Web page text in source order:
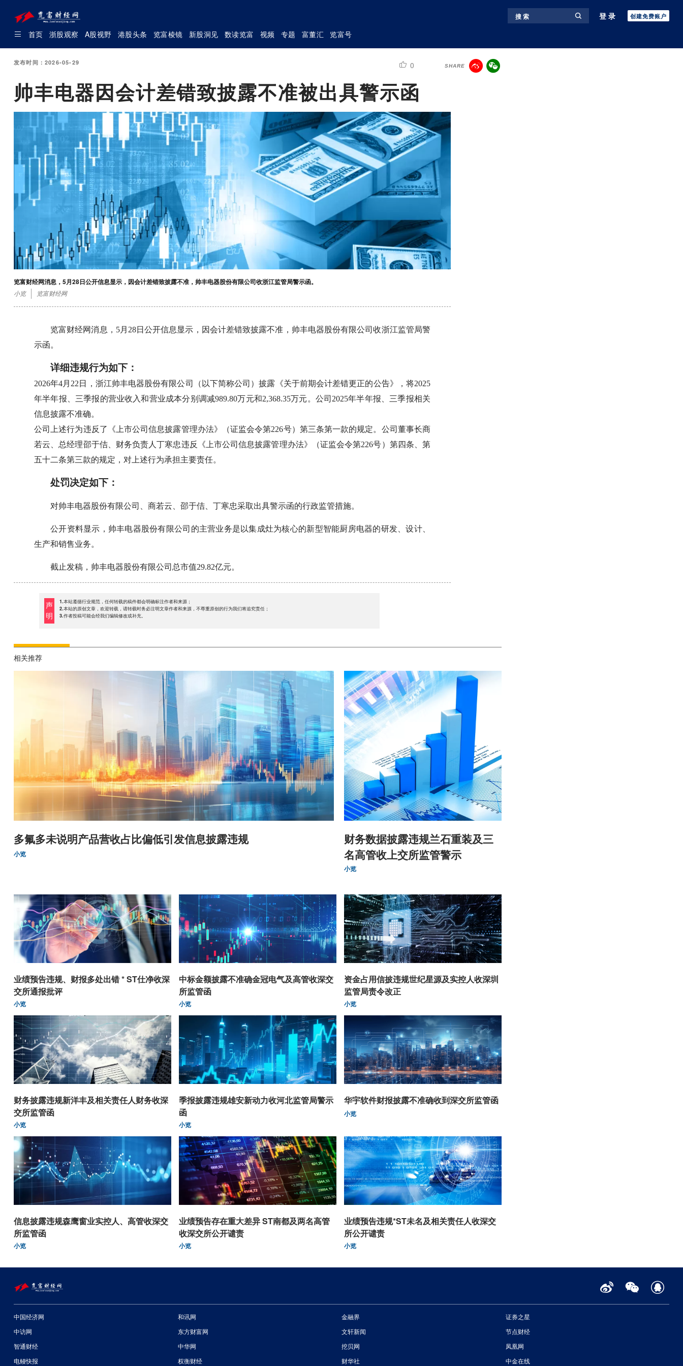
搜 索 登录 创建免费账户
首页 浙股观察 A股视野 港股头条 览富棱镜 新股洞见 数读览富 视频 专题 富董汇 览富号
发布时间：2026-05-29 0 SHARE
帅丰电器因会计差错致披露不准被出具警示函
览富财经网消息，5月28日公开信息显示，因会计差错致披露不准，帅丰电器股份有限公司收浙江监管局警示函。
小览 览富财经网
览富财经网消息，5月28日公开信息显示，因会计差错致披露不准，帅丰电器股份有限公司收浙江监管局警
示函。
详细违规行为如下：
2026年4月22日，浙江帅丰电器股份有限公司（以下简称公司）披露《关于前期会计差错更正的公告》，将2025
年半年报、三季报的营业收入和营业成本分别调减989.80万元和2,368.35万元。公司2025年半年报、三季报相关
信息披露不准确。
公司上述行为违反了《上市公司信息披露管理办法》（证监会令第226号）第三条第一款的规定。公司董事长商
若云、总经理邵于佶、财务负责人丁寒忠违反《上市公司信息披露管理办法》（证监会令第226号）第四条、第
五十二条第三款的规定，对上述行为承担主要责任。
处罚决定如下：
对帅丰电器股份有限公司、商若云、邵于佶、丁寒忠采取出具警示函的行政监管措施。
公开资料显示，帅丰电器股份有限公司的主营业务是以集成灶为核心的新型智能厨房电器的研发、设计、
生产和销售业务。
截止发稿，帅丰电器股份有限公司总市值29.82亿元。
声
明
1.本站遵循行业规范，任何转载的稿件都会明确标注作者和来源；
2.本站的原创文章，欢迎转载，请转载时务必注明文章作者和来源，不尊重原创的行为我们将追究责任；
3.作者投稿可能会经我们编辑修改或补充。
相关推荐
多氟多未说明产品营收占比偏低引发信息披露违规
小览
财务数据披露违规兰石重装及三
名高管收上交所监管警示
小览
业绩预告违规、财报多处出错 * ST仕净收深
交所通报批评
小览
中标金额披露不准确金冠电气及高管收深交
所监管函
小览
资金占用信披违规世纪星源及实控人收深圳
监管局责令改正
小览
财务披露违规新洋丰及相关责任人财务收深
交所监管函
小览
季报披露违规雄安新动力收河北监管局警示
函
小览
华宇软件财报披露不准确收到深交所监管函
小览
信息披露违规森鹰窗业实控人、高管收深交
所监管函
小览
业绩预告存在重大差异 ST南都及两名高管
收深交所公开谴责
小览
业绩预告违规*ST未名及相关责任人收深交
所公开谴责
小览
中国经济网 和讯网 金融界
证券之星
中访网
东方财富网 文轩新闻
节点财经
智通财经
中华网 挖贝网
凤凰网
电鳗快报
权衡财经 财华社 中金在线